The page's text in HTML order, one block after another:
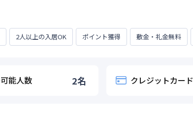
2人以上の入居OK ポイント獲得 敷金・礼金無料
能人数 2名 クレジットカード